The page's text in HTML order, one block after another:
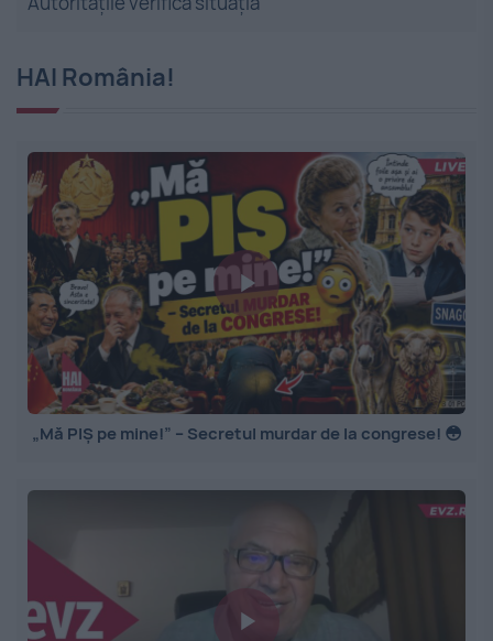
HAI România!
„Mă PIȘ pe mine!” – Secretul murdar de la congrese! 😳